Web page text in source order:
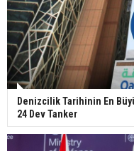
Denizcilik Tarihinin En
24 Dev Tanker